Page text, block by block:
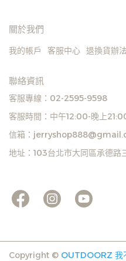
關於我們
我的帳戶 客服中心 退換貨辦法
聯絡資訊
客服專線：02-2595-9598
客服時間：中午12:00-晚上
信箱：
地址：103台北市大同區承德路
Copyright © OUTDOORZ 我